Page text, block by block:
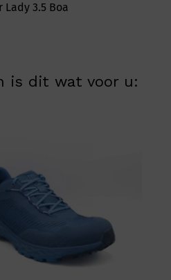
Lady 3.5 Boa
is dit wat voor u: